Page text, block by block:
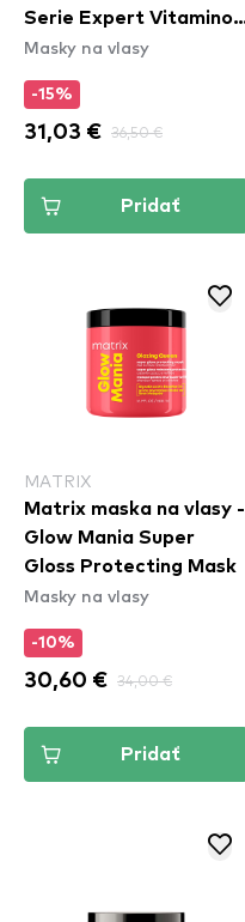
Serie Expert Vitamino
Color Spectrum
Masky na vlasy
-15%
31,03 € 36,50 €
Pridať
MATRIX
Matrix maska na vlasy -
Glow Mania Super
Gloss Protecting Mask
Masky na vlasy
-10%
30,60 € 34,00 €
Pridať